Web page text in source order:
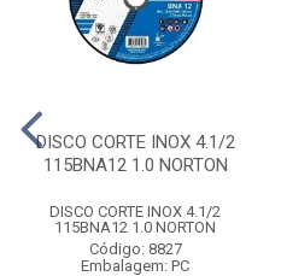
DISCO CORTE INOX 4.1/2
115BNA12 1.0 NORTON
DISCO CORTE INOX 4.1/2
115BNA12 1.0 NORTON
Código: 8827
Embalagem: PC